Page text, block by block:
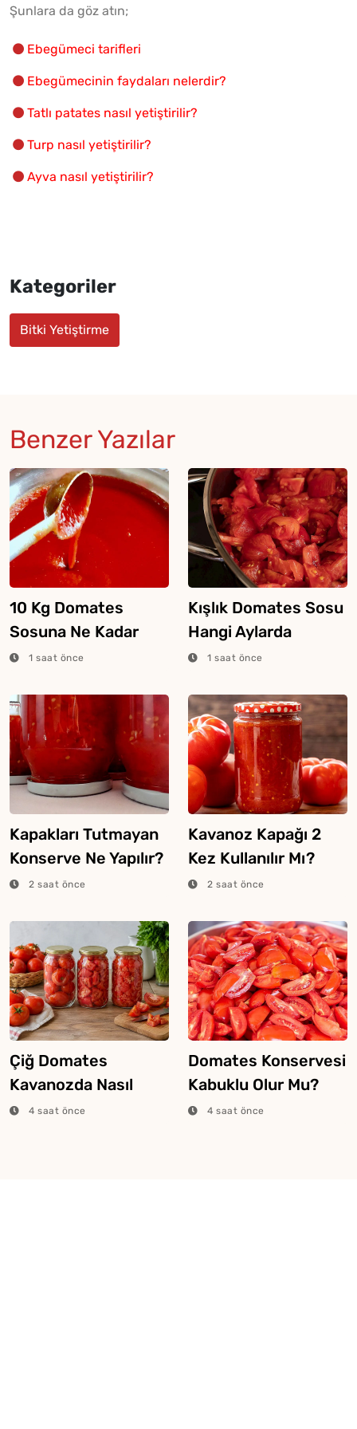
Şunlara da göz atın;
Ebegümeci tarifleri
Ebegümecinin faydaları nelerdir?
Tatlı patates nasıl yetiştirilir?
Turp nasıl yetiştirilir?
Ayva nasıl yetiştirilir?
Kategoriler
Bitki Yetiştirme
Benzer Yazılar
10 Kg Domates
Sosuna Ne Kadar
Tuz Konur?
1 saat önce
Kışlık Domates Sosu
Hangi Aylarda
Yapılır?
1 saat önce
Kapakları Tutmayan
Konserve Ne Yapılır?
2 saat önce
Kavanoz Kapağı 2
Kez Kullanılır Mı?
2 saat önce
Çiğ Domates
Kavanozda Nasıl
Saklanır?
4 saat önce
Domates Konservesi
Kabuklu Olur Mu?
4 saat önce